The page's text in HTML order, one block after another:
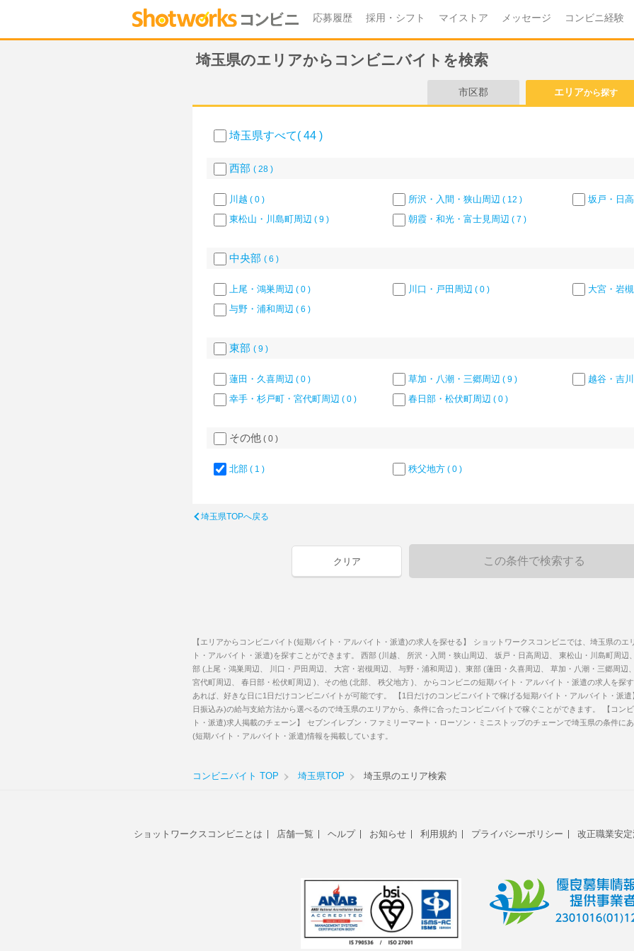
応募履歴 採用・シフト マイストア メッセージ コンビニ経験
埼玉県のエリアからコンビニバイトを検索
市区郡 エリアから探す
埼玉県すべて( 44 )
西部 ( 28 )
川越 ( 0 ) 所沢・入間・狭山周辺 ( 12 ) 坂戸・日
東松山・川島町周辺 ( 9 ) 朝霞・和光・富士見周辺 ( 7 )
中央部 ( 6 )
上尾・鴻巣周辺 ( 0 ) 川口・戸田周辺 ( 0 ) 大宮・岩
与野・浦和周辺 ( 6 )
東部 ( 9 )
蓮田・久喜周辺 ( 0 ) 草加・八潮・三郷周辺 ( 9 ) 越谷・吉
幸手・杉戸町・宮代町周辺 ( 0 ) 春日部・松伏町周辺 ( 0 )
その他 ( 0 )
北部 ( 1 ) 秩父地方 ( 0 )
埼玉県TOPへ戻る
【エリアからコンビニバイト(短期バイト・アルバイト・派遣)の求人を探せる】
ショットワークスコンビニでは、埼玉県のエ
ト・アルバイト・派遣)を探すことができます。 西部 (川越、 所沢・入間・狭山周辺、 坂戸・日高周辺、 東松山・川島町周辺
部 (上尾・鴻巣周辺、 川口・戸田周辺、 大宮・岩槻周辺、 与野・浦和周辺 )、東部 (蓮田・久喜周辺、 草加・八潮・三郷周辺
宮代町周辺、 春日部・松伏町周辺 )、その他 (北部、 秩父地方 )、 からコンビニの短期バイト・アルバイト・派遣の求人を探
あれば、好きな日に1日だけコンビニバイトが可能です。
【1日だけのコンビニバイトで稼げる短期バイト・アルバイト・派遣
日振込み)の給与支給方法から選べるので埼玉県のエリアから、条件に合ったコンビニバイトで稼ぐことができます。
【コン
ト・派遣)求人掲載のチェーン】
セブンイレブン・ファミリーマート・ローソン・ミニストップのチェーンで埼玉県の条件に
(短期バイト・アルバイト・派遣)情報を掲載しています。
コンビニバイト TOP 埼玉県TOP 埼玉県のエリア検索
ショットワークスコンビニとは 店舗一覧 ヘルプ お知らせ 利用規約 プライバシーポリシー 改正職業安